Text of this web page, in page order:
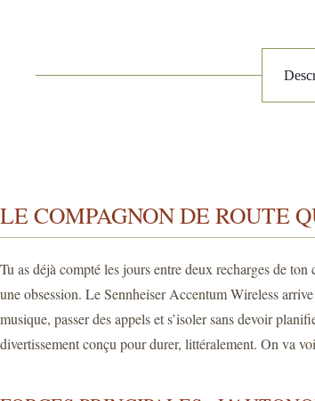
LE COMPAGNON DE ROUTE
Tu as déjà compté les jours entre deux recharges de
une obsession. Le Sennheiser Accentum Wireless
musique, passer des appels et s’isoler sans devoir
divertissement conçu pour durer, littéralement. On va